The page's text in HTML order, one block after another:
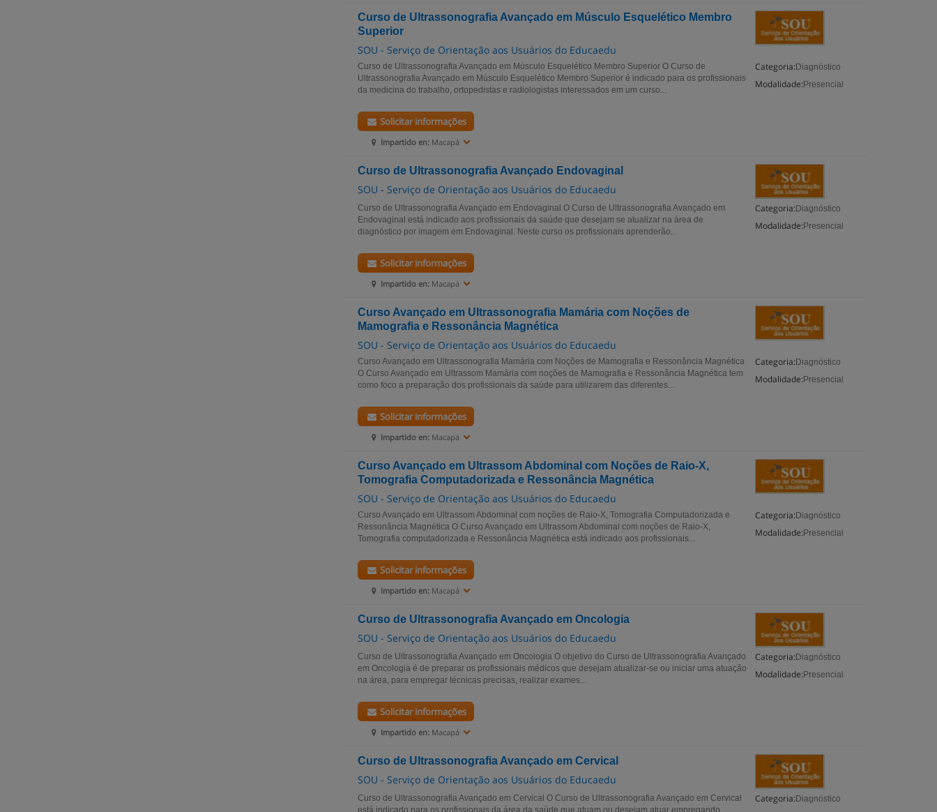
Curso de Ultrassonografia Avançado em Músculo Esquelético Membro
Superior
SOU - Serviço de Orientação aos Usuários do Educaedu
Categoria: Diagnóstico
Modalidade: Presencial
Curso de Ultrassonografia Avançado em Músculo Esquelético Membro Superior O Curso de
Ultrassonografia Avançado em Músculo Esquelético Membro Superior é indicado para os profissionais
da medicina do trabalho, ortopedistas e radiologistas interessados em um curso...
Impartido en: Macapá
Solicitar informações
Curso de Ultrassonografia Avançado Endovaginal
SOU - Serviço de Orientação aos Usuários do Educaedu
Categoria: Diagnóstico
Modalidade: Presencial
Curso de Ultrassonografia Avançado em Endovaginal O Curso de Ultrassonografia Avançado em
Endovaginal está indicado aos profissionais da saúde que desejam se atualizar na área de
diagnóstico por imagem em Endovaginal. Neste curso os profissionais aprenderão...
Impartido en: Macapá
Solicitar informações
Curso Avançado em Ultrassonografia Mamária com Noções de
Mamografia e Ressonância Magnética
SOU - Serviço de Orientação aos Usuários do Educaedu
Categoria: Diagnóstico
Modalidade: Presencial
Curso Avançado em Ultrassonografia Mamária com Noções de Mamografia e Ressonância Magnética
O Curso Avançado em Ultrassom Mamária com noções de Mamografia e Ressonância Magnética tem
como foco a preparação dos profissionais da saúde para utilizarem das diferentes...
Impartido en: Macapá
Solicitar informações
Curso Avançado em Ultrassom Abdominal com Noções de Raio-X,
Tomografia Computadorizada e Ressonância Magnética
SOU - Serviço de Orientação aos Usuários do Educaedu
Categoria: Diagnóstico
Modalidade: Presencial
Curso Avançado em Ultrassom Abdominal com noções de Raio-X, Tomografia Computadorizada e
Ressonância Magnética O Curso Avançado em Ultrassom Abdominal com noções de Raio-X,
Tomografia computadorizada e Ressonância Magnética está indicado aos profissionais...
Impartido en: Macapá
Solicitar informações
Curso de Ultrassonografia Avançado em Oncologia
SOU - Serviço de Orientação aos Usuários do Educaedu
Categoria: Diagnóstico
Modalidade: Presencial
Curso de Ultrassonografia Avançado em Oncologia O objetivo do Curso de Ultrassonografia Avançado
em Oncologia é de preparar os profissionais médicos que desejam atualizar-se ou iniciar uma atuação
na área, para empregar técnicas precisas, realizar exames...
Impartido en: Macapá
Solicitar informações
Curso de Ultrassonografia Avançado em Cervical
SOU - Serviço de Orientação aos Usuários do Educaedu
Categoria: Diagnóstico
Curso de Ultrassonografia Avançado em Cervical O Curso de Ultrassonografia Avançado em Cervical
está indicado para os profissionais da área da saúde que atuam ou desejam atuar empregando